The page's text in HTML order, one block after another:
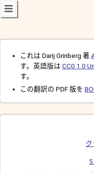
これは Darij Grinberg 著
す。英語版は CC0 1.0
す。
この翻訳の PDF 版を